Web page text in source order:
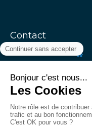
Contact
Chambéry,